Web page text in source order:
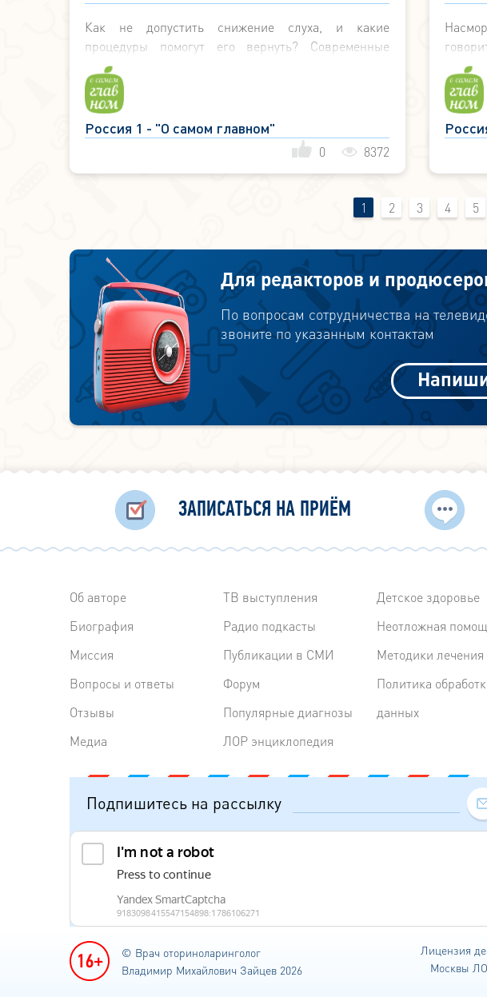
Снижение слуха - 6 октября 2015
Как не допустить снижение слуха, и какие
процедуры помогут его вернуть? Современные
методы восстановления слуха - смотрим!
Россия 1 - "О самом главном"
0 8372
2018
1 2 3 4 5
Для редакторов и
По вопросам сотрудничества на
звоните по указанным контактам
ЗАПИСАТЬСЯ НА ПРИЁМ
Об авторе
Биография
Миссия
Вопросы и ответы
Отзывы
Медиа
ТВ выступления
Радиo подкасты
Публикации в СМИ
Форум
Популярные диагнозы
ЛОР энциклопедия
Детское здоровье
Неотложная
Методики лечения
Политика
данных
Подпишитесь на рассылку
© Врач оториноларинголог
Владимир Михайлович Зайцев 2026
Лицензия
Москвы